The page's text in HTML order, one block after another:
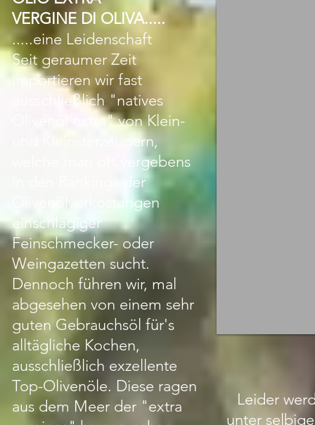
VERGINE DI OLIVA.....
.....eine Leidenschaft
Seit geraumer Zeit
importieren wir fast
ausschließlich "natives
Olivenöl extra" von Klein-
und Kleinsterzeugern,
welche man oft vergebens
in den Rankings der
Olivenölverkostungen
einschlägiger
Feinschmecker- oder
Weingazetten sucht.
Dennoch führen wir, mal
abgesehen von einem sehr
guten Gebrauchsöl für's
alltägliche Kochen,
ausschließlich exzellente
Top-Olivenöle. Diese ragen
aus dem Meer der "extra
Leider
unter